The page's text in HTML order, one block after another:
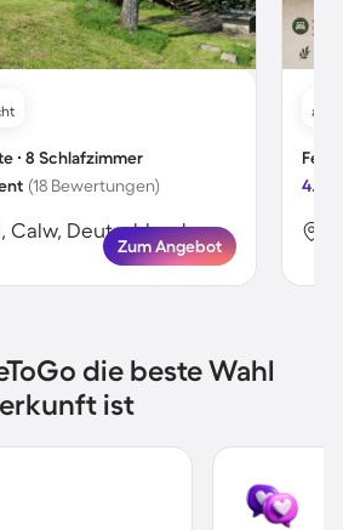
∙ 8 Schlafzimmer
(18 Bewertungen)
Calw, Deutschland
Zum Angebot
ab
4.5
die beste Wahl
ist